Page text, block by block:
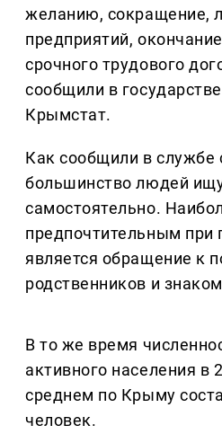
желанию, сокращение,
предприятий,
срочного трудового
сообщили в
Крымстат.
Как сообщили в службе
большинство людей
самостоятельно.
предпочтительным при
является обращение к
родственников и
В то же время
активного населения в
среднем по Крыму
человек.